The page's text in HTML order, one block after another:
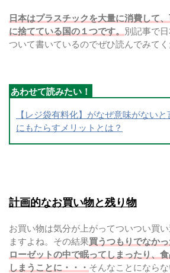
日本はプラスチックを大量に消費して
に捨てている国の１つです。 別記事で
ついて書いているのでぜひ読んでみてく
【レジ袋有料化】がなぜ意味がない
にもたらすメリットとは？
計画的なお買い物と残り物
お買い物は気分が上がってついつい買
ますよね。その結果買うつもりでなか
ローゼットの中で眠ってしまったり、
しまうことに・・・ そんなことになら